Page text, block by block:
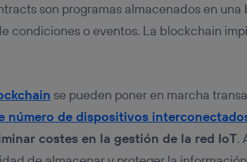
son programas almacenados en
condiciones o eventos. La blockchain
se pueden poner en marcha
número de dispositivos
costes en la gestión de la red IoT.